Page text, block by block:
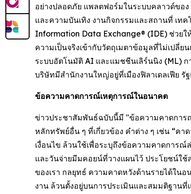
อย่างปลอดภัย แพลตฟอร์มในระบบคลาวด์ข
และความบันเทิง งานกิจกรรมและสถานที่ เท
Information Data Exchange® (IDE) ช่วย
ความเป็นจริงเข้ากับวัตถุเมตาข้อมูลที่ไม่เป
ระบบอัตโนมัติ AI และแมชชีนเลิร์นนิง (ML)
บริษัทมีสำนักงานใหญ่อยู่ที่เมืองฟิลาเดลเฟีย รั
ข้อความคาดการณ์เหตุการณ์ในอนาคต
ข่าวประชาสัมพันธ์ฉบับนี้มี "ข้อความคาดการ
หลักทรัพย์อื่น ๆ ที่เกี่ยวข้อง คำต่าง ๆ เช่น “ค
เงื่อนไข ล้วนใช้เพื่อระบุถึงข้อความคาดการ
และวันจ่ายมีมคอยน์ที่วางแผนไว้ ประโยชน์ใ
ของเรา กลยุทธ์ ความคาดหวังด้านรายได้ใน
งาน ล้วนตั้งอยู่บนการประเมินและสมมติฐาน